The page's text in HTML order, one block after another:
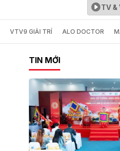
TV &
VTV9 GIẢI TRÍ ALO DOCTOR
TIN MỚI